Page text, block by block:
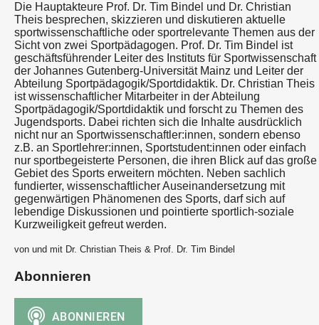
Die Hauptakteure Prof. Dr. Tim Bindel und Dr. Christian
Theis besprechen, skizzieren und diskutieren aktuelle
sportwissenschaftliche oder sportrelevante Themen aus der
Sicht von zwei Sportpädagogen. Prof. Dr. Tim Bindel ist
geschäftsführender Leiter des Instituts für Sportwissenschaft
der Johannes Gutenberg-Universität Mainz und Leiter der
Abteilung Sportpädagogik/Sportdidaktik. Dr. Christian Theis
ist wissenschaftlicher Mitarbeiter in der Abteilung
Sportpädagogik/Sportdidaktik und forscht zu Themen des
Jugendsports. Dabei richten sich die Inhalte ausdrücklich
nicht nur an Sportwissenschaftler:innen, sondern ebenso
z.B. an Sportlehrer:innen, Sportstudent:innen oder einfach
nur sportbegeisterte Personen, die ihren Blick auf das große
Gebiet des Sports erweitern möchten. Neben sachlich
fundierter, wissenschaftlicher Auseinandersetzung mit
gegenwärtigen Phänomenen des Sports, darf sich auf
lebendige Diskussionen und pointierte sportlich-soziale
Kurzweiligkeit gefreut werden.
von und mit Dr. Christian Theis & Prof. Dr. Tim Bindel
Abonnieren